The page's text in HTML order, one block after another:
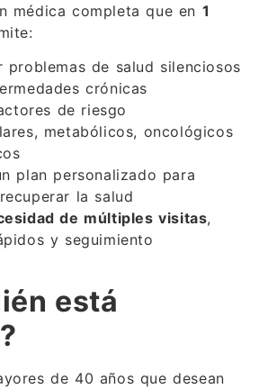
médica completa que en 1
problemas de salud silenciosos
crónicas
de riesgo
metabólicos, oncológicos
plan personalizado para
la salud
de múltiples visitas,
y seguimiento
está
de 40 años que desean